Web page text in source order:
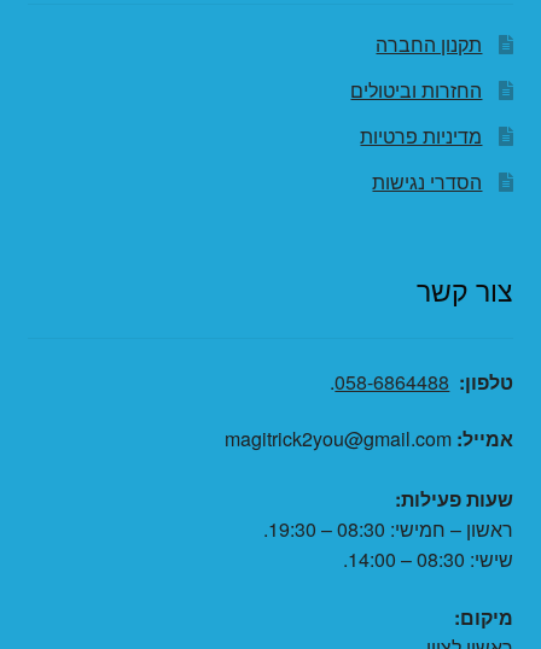
תקנון החברה
החזרות וביטולים
מדיניות פרטיות
הסדרי נגישות
צור קשר
טלפון: 058-6864488
.
אמייל:
שעות פעילות:
ראשון – חמישי: 08:30 – 19:30.
שישי: 08:30 – 14:00.
מיקום: